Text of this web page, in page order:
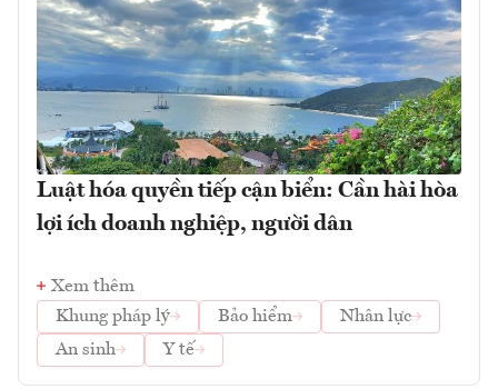
Luật hóa quyền tiếp cận biển: Cần hài hòa
lợi ích doanh nghiệp, người dân
Xem thêm
Khung pháp lý
Bảo hiểm
Nhân lực
An sinh
Y tế